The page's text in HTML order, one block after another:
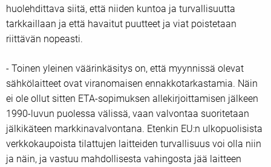
huolehdittava siitä, että niiden kuntoa ja turvallisuutta
tarkkaillaan ja että havaitut puutteet ja viat poistetaan
riittävän nopeasti.
- Toinen yleinen väärinkäsitys on, että myynnissä olevat
sähkölaitteet ovat viranomaisen ennakkotarkastamia. Näin
ei ole ollut sitten ETA-sopimuksen allekirjoittamisen jälkeen
1990-luvun puolessa välissä, vaan valvontaa suoritetaan
jälkikäteen markkinavalvontana. Etenkin EU:n ulkopuolisista
verkkokaupoista tilattujen laitteiden turvallisuus voi olla niin
ja näin, ja vastuu mahdollisesta vahingosta jää laitteen